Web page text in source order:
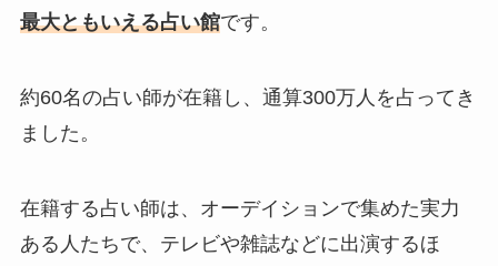
最大ともいえる占い館です。
約60名の占い師が在籍し、通算300万人を占ってき
ました。
在籍する占い師は、オーデイションで集めた実力
ある人たちで、テレビや雑誌などに出演するほ